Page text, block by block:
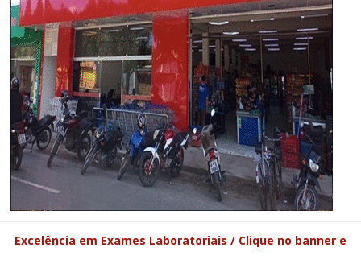
Excelência em Exames Laboratoriais / Clique no banner e